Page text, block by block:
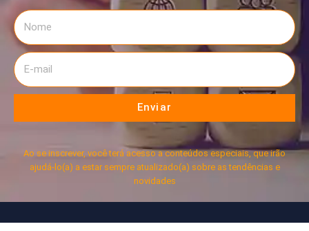
Enviar
Ao se inscrever, você terá acesso a conteúdos especiais, que irão
ajudá-lo(a) a estar sempre atualizado(a) sobre as tendências e
novidades